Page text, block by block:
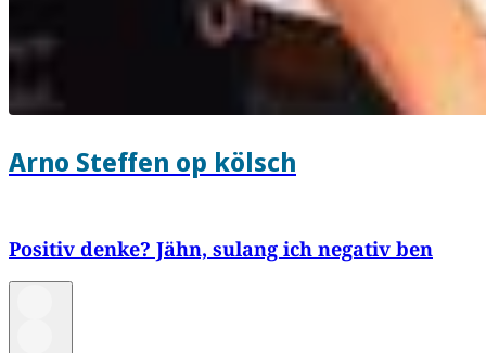
Arno Steffen op kölsch
Positiv denke? Jähn, sulang ich negativ ben